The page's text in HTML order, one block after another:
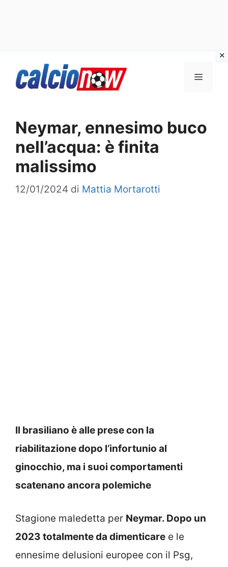
Menu
Neymar, ennesimo buco
nell’acqua: è finita
malissimo
12/01/2024 di Mattia Mortarotti
Il brasiliano è alle prese con la
riabilitazione dopo l’infortunio al
ginocchio, ma i suoi comportamenti
scatenano ancora polemiche
Stagione maledetta per Neymar. Dopo un
2023 totalmente da dimenticare e le
ennesime delusioni europee con il Psg,